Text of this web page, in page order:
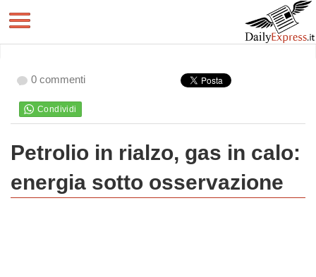
0 commenti
Petrolio in rialzo, gas in calo:
energia sotto osservazione